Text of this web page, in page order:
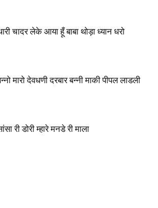
चादर लेके आया हूँ बाबा थोड़ा ध्यान धरो
मारो देवधणी दरबार बन्नी माकी पीपल लाडली
री डोरी म्हारे मनडे री माला